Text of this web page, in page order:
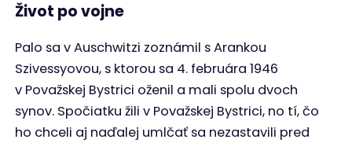
Život po vojne
Palo sa v Auschwitzi zoznámil s Arankou
Szivessyovou, s ktorou sa 4. februára 1946
v Považskej Bystrici oženil a mali spolu dvoch
synov. Spočiatku žili v Považskej Bystrici, no tí, čo
ho chceli aj naďalej umlčať sa nezastavili pred